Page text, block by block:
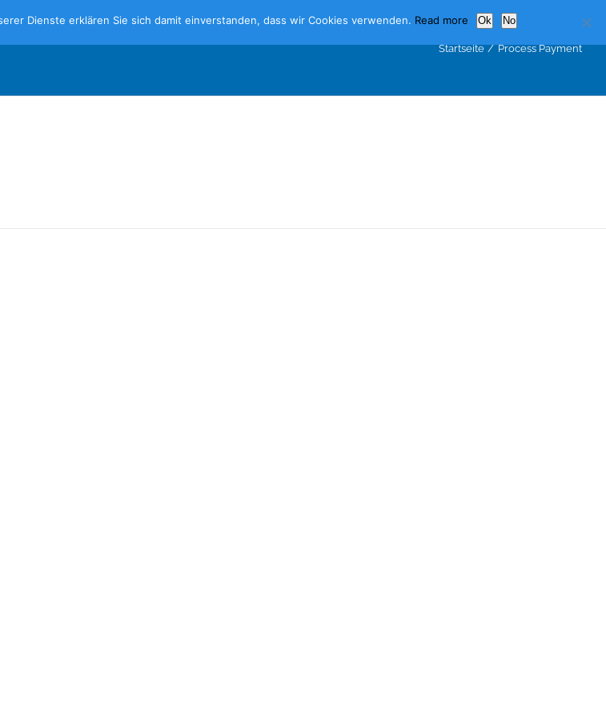
Startseite Process Payment
Dienste erklären Sie sich damit einverstanden, dass wir Cookies verwenden. Read more Ok No